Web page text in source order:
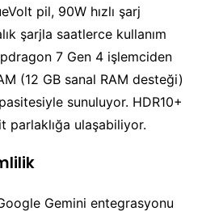
pil, 90W hızlı şarj
şarjla saatlerce kullanım
7 Gen 4 işlemciden
(12 GB sanal RAM desteği)
sunuluyor. HDR10+
parlaklığa ulaşabiliyor.
Gemini entegrasyonu